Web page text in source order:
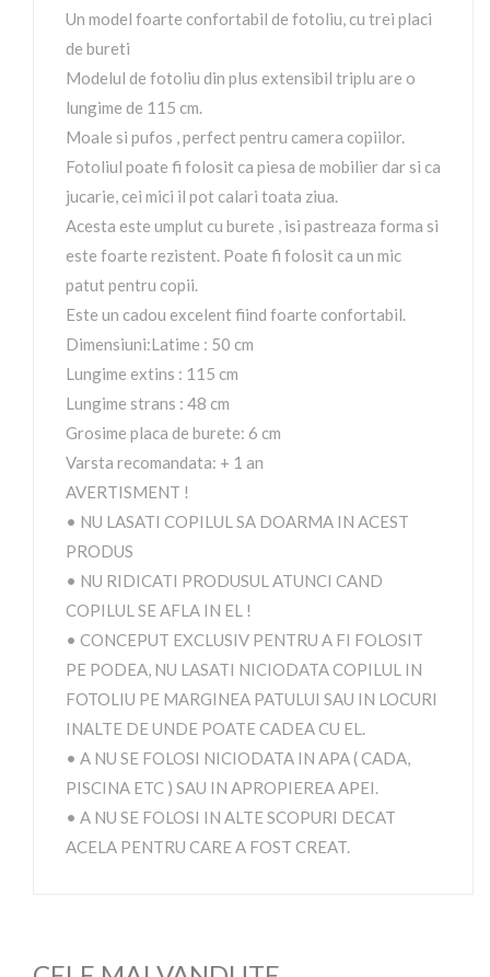
Un model foarte confortabil de fotoliu, cu trei placi
de bureti
Modelul de fotoliu din plus extensibil triplu are o
lungime de 115 cm.
Moale si pufos , perfect pentru camera copiilor.
Fotoliul poate fi folosit ca piesa de mobilier dar si ca
jucarie, cei mici il pot calari toata ziua.
Acesta este umplut cu burete , isi pastreaza forma si
este foarte rezistent. Poate fi folosit ca un mic
patut pentru copii.
Este un cadou excelent fiind foarte confortabil.
Dimensiuni:Latime : 50 cm
Lungime extins : 115 cm
Lungime strans : 48 cm
Grosime placa de burete: 6 cm
Varsta recomandata: + 1 an
AVERTISMENT !
• NU LASATI COPILUL SA DOARMA IN ACEST
PRODUS
• NU RIDICATI PRODUSUL ATUNCI CAND
COPILUL SE AFLA IN EL !
• CONCEPUT EXCLUSIV PENTRU A FI FOLOSIT
PE PODEA, NU LASATI NICIODATA COPILUL IN
FOTOLIU PE MARGINEA PATULUI SAU IN LOCURI
INALTE DE UNDE POATE CADEA CU EL.
• A NU SE FOLOSI NICIODATA IN APA ( CADA,
PISCINA ETC ) SAU IN APROPIEREA APEI.
• A NU SE FOLOSI IN ALTE SCOPURI DECAT
ACELA PENTRU CARE A FOST CREAT.